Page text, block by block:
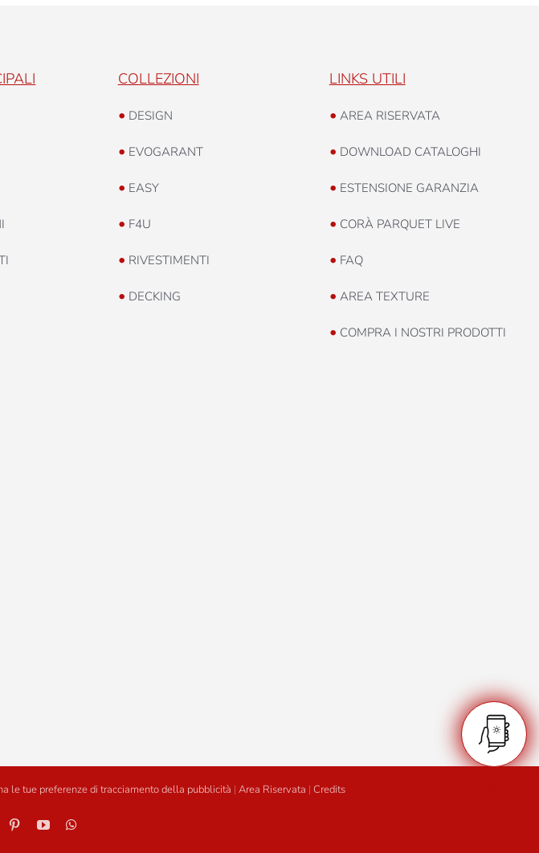
COLLEZIONI
• DESIGN
• EVOGARANT
• EASY
• F4U
• RIVESTIMENTI
• DECKING
LINKS UTILI
• AREA RISERVATA
• DOWNLOAD CATALOGHI
• ESTENSIONE GARANZIA
• CORÀ PARQUET LIVE
• FAQ
• AREA TEXTURE
• COMPRA I NOSTRI PRODOTTI
le tue preferenze di tracciamento della pubblicità | Area Riservata | Credits
PinterestYouTube